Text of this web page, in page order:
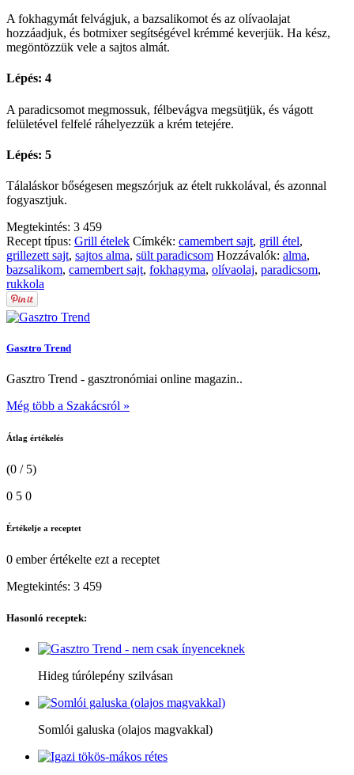
A fokhagymát felvágjuk, a bazsalikomot és az olívaolajat
hozzáadjuk, és botmixer segítségével krémmé keverjük. Ha kész,
megöntözzük vele a sajtos almát.
Lépés: 4
A paradicsomot megmossuk, félbevágva megsütjük, és vágott
felületével felfelé ráhelyezzük a krém tetejére.
Lépés: 5
Tálaláskor bőségesen megszórjuk az ételt rukkolával, és azonnal
fogyasztjuk.
Megtekintés: 3 459
Recept típus: Grill ételek Címkék: camembert sajt, grill étel,
grillezett sajt, sajtos alma, sült paradicsom Hozzávalók: alma,
bazsalikom, camembert sajt, fokhagyma, olívaolaj, paradicsom,
rukkola
Gasztro Trend
Gasztro Trend - gasztronómiai online magazin..
Még több a Szakácsról »
Átlag értékelés
(0 / 5)
0 5 0
Értékelje a receptet
0 emberértékelte ezt a receptet
Megtekintés: 3 459
Hasonló receptek:
Hideg túrólepény szilvásan
Somlói galuska (olajos magvakkal)